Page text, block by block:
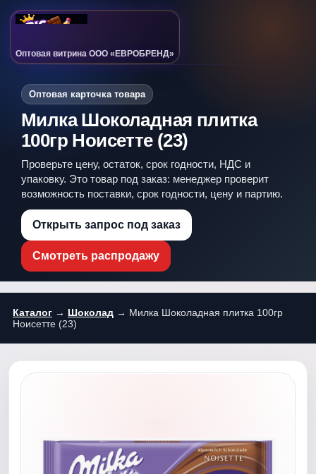
Оптовая витрина ООО «ЕВРОБРЕНД»
Оптовая карточка товара
Милка Шоколадная плитка
100гр Ноисетте (23)
Проверьте цену, остаток, срок годности, НДС и
упаковку. Это товар под заказ: менеджер проверит
возможность поставки, срок годности, цену и партию.
Открыть запрос под заказ
Смотреть распродажу
Каталог → Шоколад → Милка Шоколадная плитка 100гр
Ноисетте (23)